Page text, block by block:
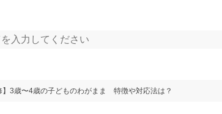
】3歳〜4歳の子どものわがまま 特徴や対応法は？